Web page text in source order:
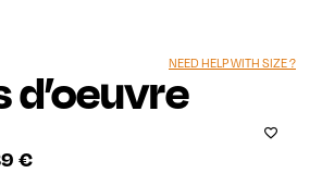
€
NEED HELP WITH SIZE ?